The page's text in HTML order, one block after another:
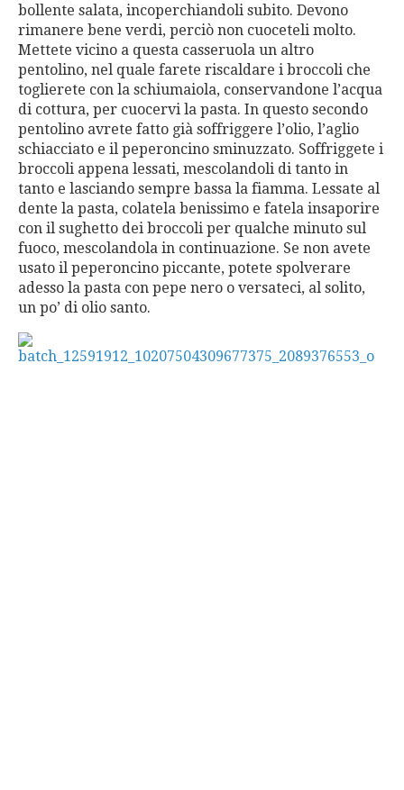
bollente salata, incoperchiandoli subito. Devono
rimanere bene verdi, perciò non cuoceteli molto.
Mettete vicino a questa casseruola un altro
pentolino, nel quale farete riscaldare i broccoli che
toglierete con la schiumaiola, conservandone l’acqua
di cottura, per cuocervi la pasta. In questo secondo
pentolino avrete fatto già soffriggere l’olio, l’aglio
schiacciato e il peperoncino sminuzzato. Soffriggete i
broccoli appena lessati, mescolandoli di tanto in
tanto e lasciando sempre bassa la fiamma. Lessate al
dente la pasta, colatela benissimo e fatela insaporire
con il sughetto dei broccoli per qualche minuto sul
fuoco, mescolandola in continuazione. Se non avete
usato il peperoncino piccante, potete spolverare
adesso la pasta con pepe nero o versateci, al solito,
un po’ di olio santo.